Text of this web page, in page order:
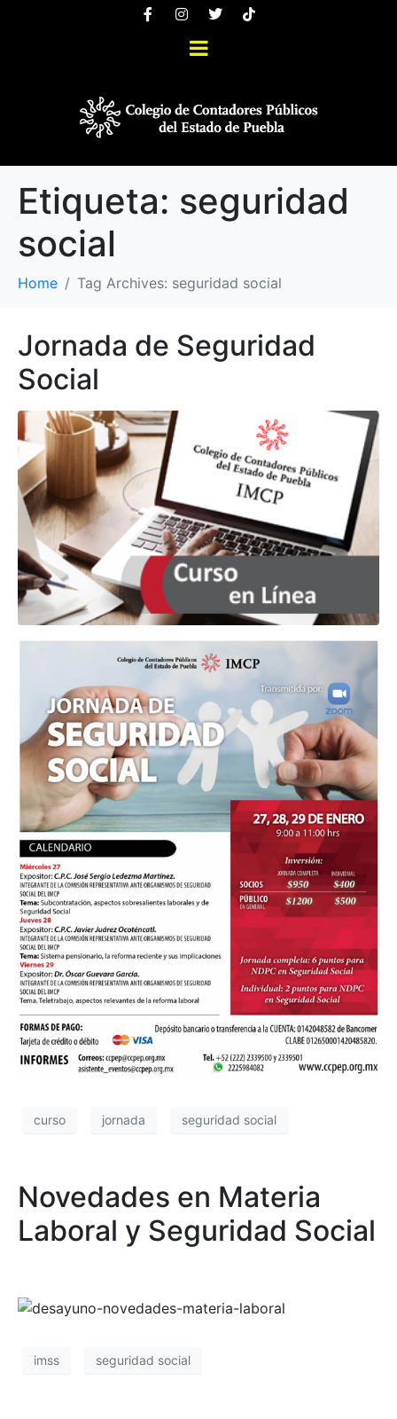
Etiqueta: seguridad
social
Home Tag Archives: seguridad social
Jornada de Seguridad
Social
curso jornada seguridad social
Novedades en Materia
Laboral y Seguridad Social
imss seguridad social